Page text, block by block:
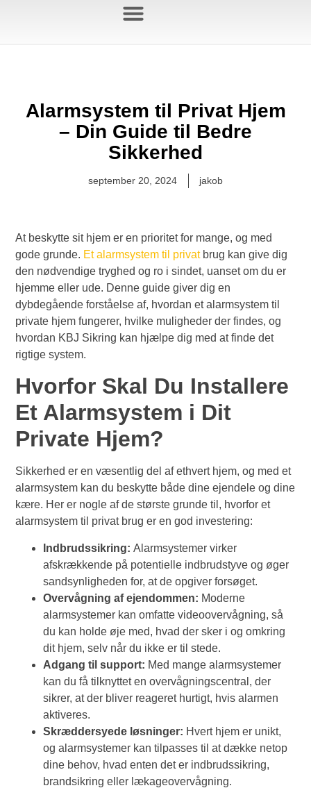
Alarmsystem til Privat Hjem
– Din Guide til Bedre
Sikkerhed
september 20, 2024 jakob
At beskytte sit hjem er en prioritet for mange, og med
gode grunde. Et alarmsystem til privatbrug kan give dig
den nødvendige tryghed og ro i sindet, uanset om du er
hjemme eller ude. Denne guide giver dig en
dybdegående forståelse af, hvordan et alarmsystem til
private hjem fungerer, hvilke muligheder der findes, og
hvordan KBJ Sikring kan hjælpe dig med at finde det
rigtige system.
Hvorfor Skal Du Installere
Et Alarmsystem i Dit
Private Hjem?
Sikkerhed er en væsentlig del af ethvert hjem, og med et
alarmsystem kan du beskytte både dine ejendele og dine
kære. Her er nogle af de største grunde til, hvorfor et
alarmsystem til privat brug er en god investering:
Indbrudssikring:Alarmsystemer virker
afskrækkende på potentielle indbrudstyve og øger
sandsynligheden for, at de opgiver forsøget.
Overvågning af ejendommen: Moderne
alarmsystemer kan omfatte videoovervågning, så
du kan holde øje med, hvad der sker i og omkring
dit hjem, selv når du ikke er til stede.
Adgang til support: Med mange alarmsystemer
kan du få tilknyttet en overvågningscentral, der
sikrer, at der bliver reageret hurtigt, hvis alarmen
aktiveres.
Skræddersyede løsninger: Hvert hjem er unikt,
og alarmsystemer kan tilpasses til at dække netop
dine behov, hvad enten det er indbrudssikring,
brandsikring eller lækageovervågning.